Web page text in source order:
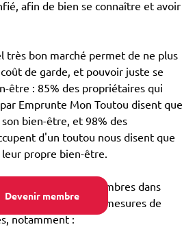
Devenir membre
afin de bien se connaître et avoir
très bon marché permet de ne plus
de garde, et pouvoir juste se
être : 85% des propriétaires qui
Emprunte Mon Toutou disent que
bien-être, et 98% des
d'un toutou nous disent que
propre bien-être.
de milliers de membres dans
mis en place des mesures de
notamment :